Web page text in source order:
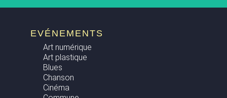
EVÉNEMENTS
Art numérique
Art plastique
Blues
Chanson
Cinéma